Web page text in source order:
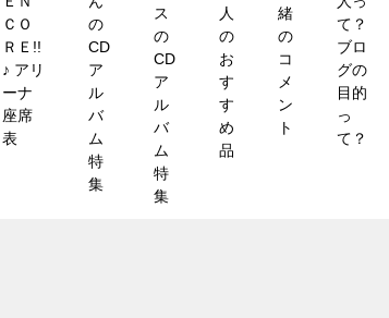
ＣＯ
ＲＥ!!
♪ アリ
ーナ
座席
表
の
CD
ア
ル
バ
ム
特
集
ス
の
CD
ア
ル
バ
ム
特
集
人
の
お
す
す
め
品
緒
の
コ
メ
ン
ト
て？
ブロ
グの
目的
っ
て？